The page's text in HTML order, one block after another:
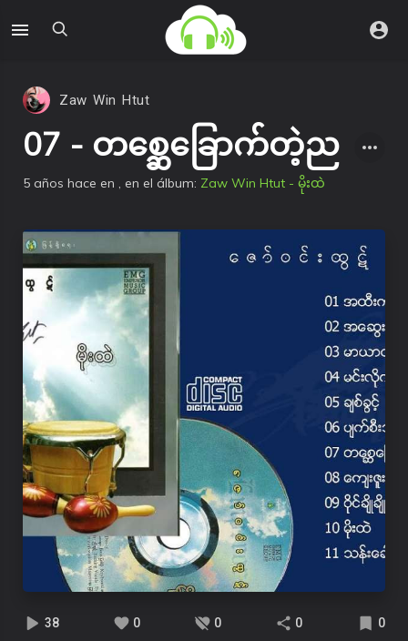
Zaw Win Htut
07 - တစ္ဆေခြောက်တဲ့ည
5 años hace en , en el álbum: Zaw Win Htut - မိုးထဲ
38 0 0 0 0